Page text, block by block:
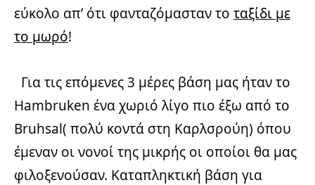
εύκολο απ’ ότι φανταζόμασταν το ταξίδι με
το μωρό!
Για τις επόμενες 3 μέρες βάση μας ήταν το
Hambruken ένα χωριό λίγο πιο έξω από το
Bruhsal( πολύ κοντά στη Καρλσρούη) όπου
έμεναν οι νονοί της μικρής οι οποίοι θα μας
φιλοξενούσαν. Καταπληκτική βάση για